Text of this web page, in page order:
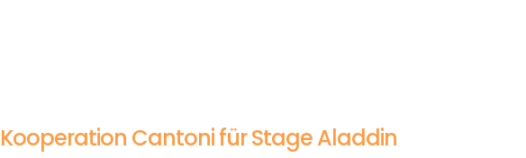
Kooperation Cantoni für Stage Aladdin